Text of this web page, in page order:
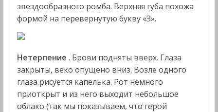
звездообразного ромба. Верхняя губа похожа
формой на перевернутую букву «З».
Нетерпение . Брови подняты вверх. Глаза
закрыты, веко опущено вниз. Возле одного
глаза рисуется капелька. Рот немного
приоткрыт и из него выходит небольшое
облако (так мы показываем, что герой